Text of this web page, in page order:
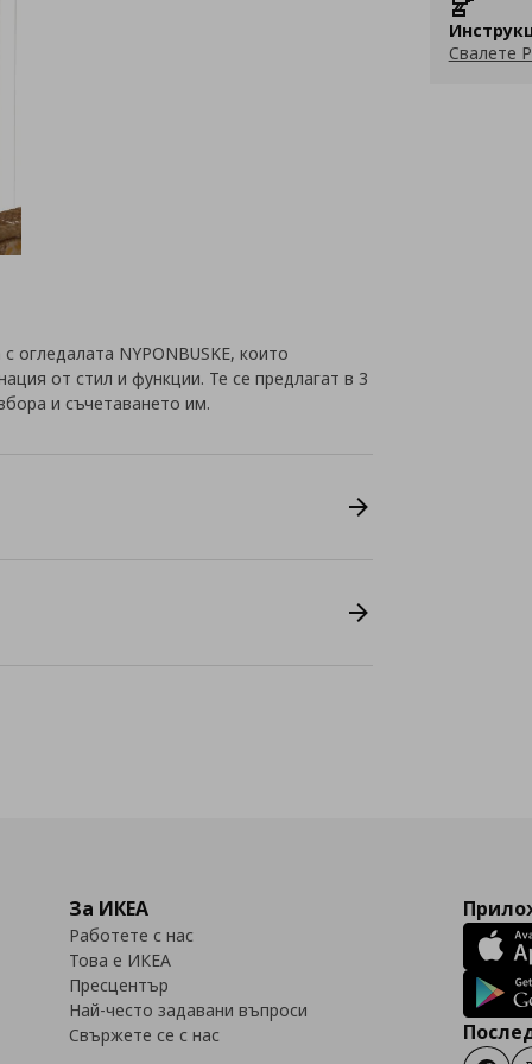
Свалете
NYPONBUSKE, които
от стил и функции. Те се предлагат в 3
и съчетаването им.
За ИКЕА
Работете с нас
Това е ИКЕА
Пресцентър
Най-често задавани въпроси
Свържете се с нас